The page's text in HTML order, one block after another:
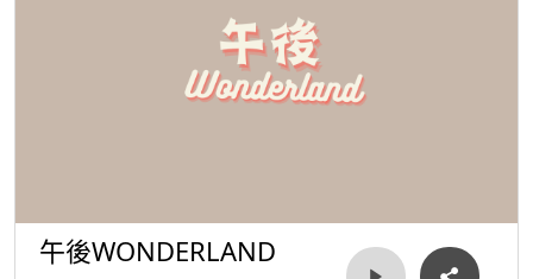
午後WONDERLAND